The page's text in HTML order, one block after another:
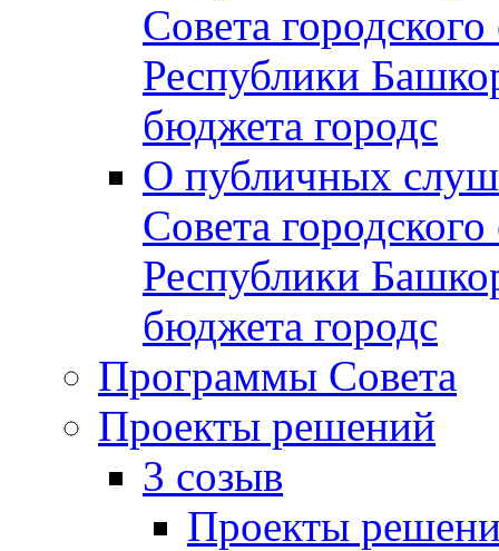
Совета
Республики
бюджета городс
О публичных
Совета
Республики
бюджета городс
Программы Совета
Проекты решений
3 созыв
Проекты